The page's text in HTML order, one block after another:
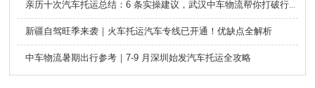
亲历十次汽车托运总结：6 条实操建议，武汉中车物流帮你打破行业信息差
新疆自驾旺季来袭｜火车托运汽车专线已开通！优缺点全解析
中车物流暑期出行参考｜7-9 月深圳始发汽车托运全攻略